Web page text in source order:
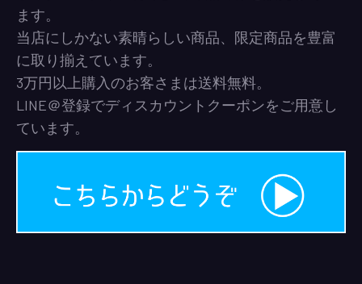
ます。
当店にしかない素晴らしい商品、限定商品を豊富
に取り揃えています。
3万円以上購入のお客さまは送料無料。
LINE＠登録でディスカウントクーポンをご用意し
ています。